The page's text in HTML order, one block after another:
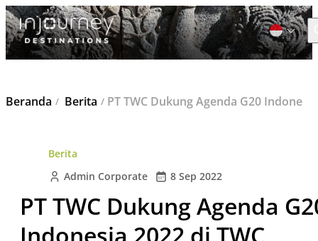
Cari
Beranda Berita PT TWC Dukung Agenda G20 Indonesia 2022 di TWC Borobudur
Berita
Admin Corporate
8 Sep 2022
PT TWC Dukung Agenda